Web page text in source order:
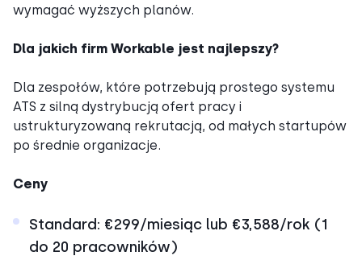
wymagać wyższych planów.
Dla jakich firm Workable jest najlepszy?
Dla zespołów, które potrzebują prostego systemu
ATS z silną dystrybucją ofert pracy i
ustrukturyzowaną rekrutacją, od małych startupów
po średnie organizacje.
Ceny
Standard: €299/miesiąc lub €3,588/rok (1
do 20 pracowników)